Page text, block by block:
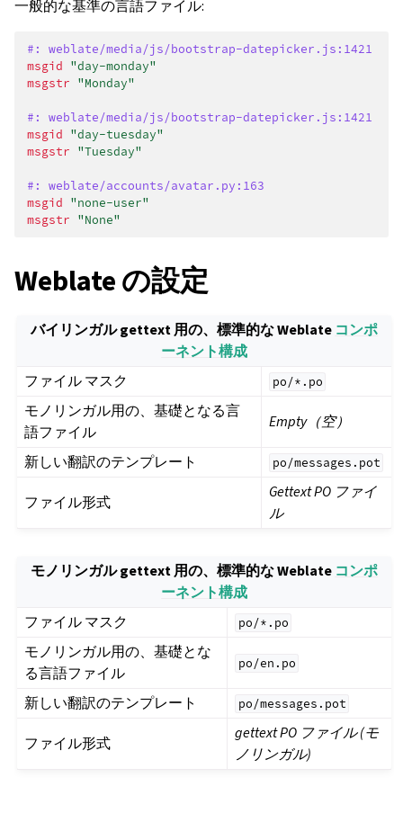
一般的な基準の言語ファイル:
#: weblate/media/js/bootstrap-datepicker.js:1421
msgid "day-monday"
msgstr "Monday"
#: weblate/media/js/bootstrap-datepicker.js:1421
msgid "day-tuesday"
msgstr "Tuesday"
#: weblate/accounts/avatar.py:163
msgid "none-user"
msgstr "None"
Weblate の設定
バイリンガル gettext 用の、標準的な Weblate コンポ
ーネント構成
ファイル マスク
po/*.po
モノリンガル用の、基礎となる言
語ファイル
Empty（空）
新しい翻訳のテンプレート po/messages.pot
ファイル形式
Gettext PO ファイ
ル
モノリンガル gettext 用の、標準的な Weblate コンポ
ーネント構成
ファイル マスク
po/*.po
モノリンガル用の、基礎とな
る言語ファイル
po/en.po
新しい翻訳のテンプレート po/messages.pot
ファイル形式
gettext PO ファイル (モ
ノリンガル)